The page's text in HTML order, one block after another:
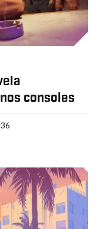
consoles